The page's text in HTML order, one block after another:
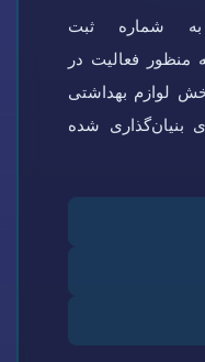
شماره ثبت
۰۹۴ در سال ۱۳۶۴ به منظور فعالیت در
لوازم بهداشتی
بنیان‌گذاری شده